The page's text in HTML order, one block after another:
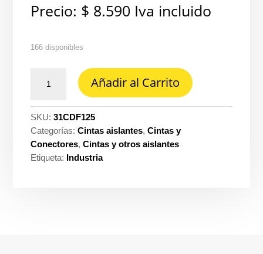
Precio: $ 8.590 Iva incluido
166 disponibles
doble
1/2''
x
5
metros
Añadir al Carrito
SKU:31CDF125
Categorías:Cintas aislantes,Cintas y
Conectores,Cintas y otros aislantes
Etiqueta: Industria